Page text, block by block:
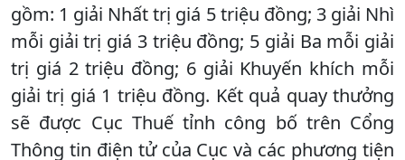
gồm: 1 giải Nhất trị giá 5 triệu đồng; 3 giải Nhì
mỗi giải trị giá 3 triệu đồng; 5 giải Ba mỗi giải
trị giá 2 triệu đồng; 6 giải Khuyến khích mỗi
giải trị giá 1 triệu đồng. Kết quả quay thưởng
sẽ được Cục Thuế tỉnh công bố trên Cổng
Thông tin điện tử của Cục và các phương tiện